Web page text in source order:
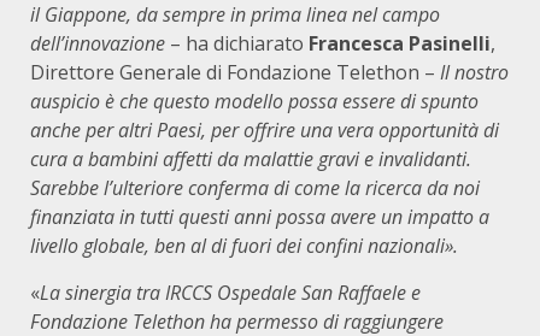
il Giappone, da sempre in prima linea nel campo
dell’innovazione – ha dichiarato Francesca Pasinelli,
Direttore Generale di Fondazione Telethon – Il nostro
auspicio è che questo modello possa essere di spunto
anche per altri Paesi, per offrire una vera opportunità di
cura a bambini affetti da malattie gravi e invalidanti.
Sarebbe l’ulteriore conferma di come la ricerca da noi
finanziata in tutti questi anni possa avere un impatto a
livello globale, ben al di fuori dei confini nazionali».
«La sinergia tra IRCCS Ospedale San Raffaele e
Fondazione Telethon ha permesso di raggiungere